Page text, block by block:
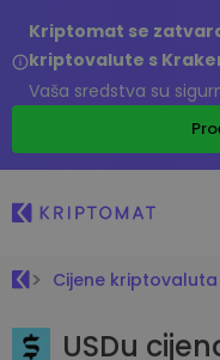
Kriptomat se
kriptovalute s
Vaša sredstva su
Cijene kriptovaluta
USDu